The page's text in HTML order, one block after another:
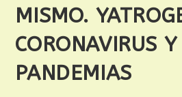
MISMO.
CORONAVIRUS Y
PANDEMIAS